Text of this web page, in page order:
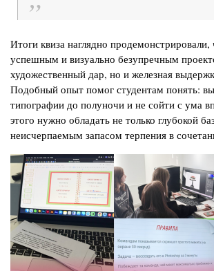
Итоги квиза наглядно
успешным и визуально безупречным
художественный дар, но и железная
Подобный опыт помог студентам понять:
типографии до полуночи и не сойти с ума
этого нужно обладать не только глубокой
неисчерпаемым запасом терпения в